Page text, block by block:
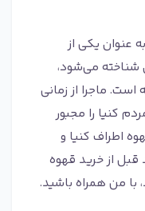
عنوان یکی از
شناخته می‌شود،
ماجرا از زمانی
کنیا را مجبور
اطراف کنیا و
قبل از خرید قهوه
با من همراه باشید.